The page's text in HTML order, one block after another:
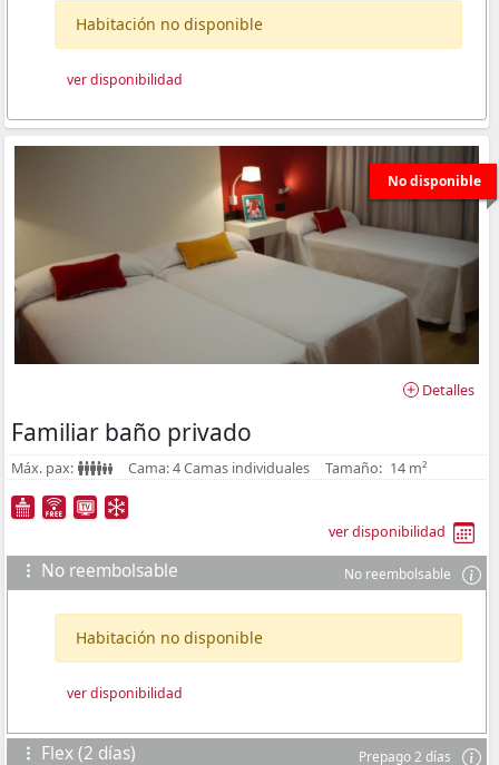
Habitación no disponible
ver disponibilidad
No disponible
Detalles
Familiar baño privado
Máx. pax: Cama: 4 Camas individuales Tamaño: 14 m²
ver disponibilidad
No reembolsable No reembolsable
Habitación no disponible
ver disponibilidad
Flex (2 días) Prepago 2 días